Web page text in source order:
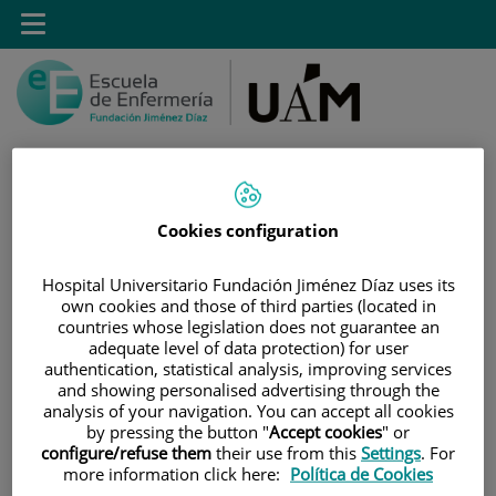
Saltar al contenido
contenido
Toggle
navigation
INICIO|ESTUDIOS|POSTGRADO
|TÍTULOS PROPIOS
MÁSTER PROPIO POR LA UAM EN MANEJO Y
CUIDADOS DEL PACIENTE CON DISPOSITIVO DE ACCESO
VASCULAR
OBJETIVOS DEL MÁSTER
Cookies configuration
Hospital Universitario Fundación Jiménez Díaz uses its
own cookies and those of third parties (located in
countries whose legislation does not guarantee an
adequate level of data protection) for user
authentication, statistical analysis, improving services
and showing personalised advertising through the
analysis of your navigation. You can accept all cookies
by pressing the button "Accept cookies" or
configure/refuse them their use from this Settings. For
more information click here: Política de Cookies